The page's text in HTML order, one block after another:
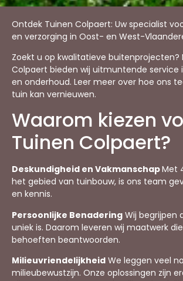
Ontdek Tuinen Colpaert: Uw specialist
en verzorging in Oost- en West-
Zoekt u op kwalitatieve buitenprojecten?
Colpaert bieden wij uitmuntende service
en onderhoud. Leer meer over hoe ons
tuin kan vernieuwen.
Waarom kiezen
Tuinen Colpaert?
Deskundigheid en VakmanschapMet
het gebied van tuinbouw, is ons team
en kennis.
Persoonlijke Benadering Wij begrijpen
uniek is. Daarom leveren wij maatwerk
behoeften beantwoorden.
Milieuvriendelijkheid We leggen veel
milieubewustzijn. Onze oplossingen zijn